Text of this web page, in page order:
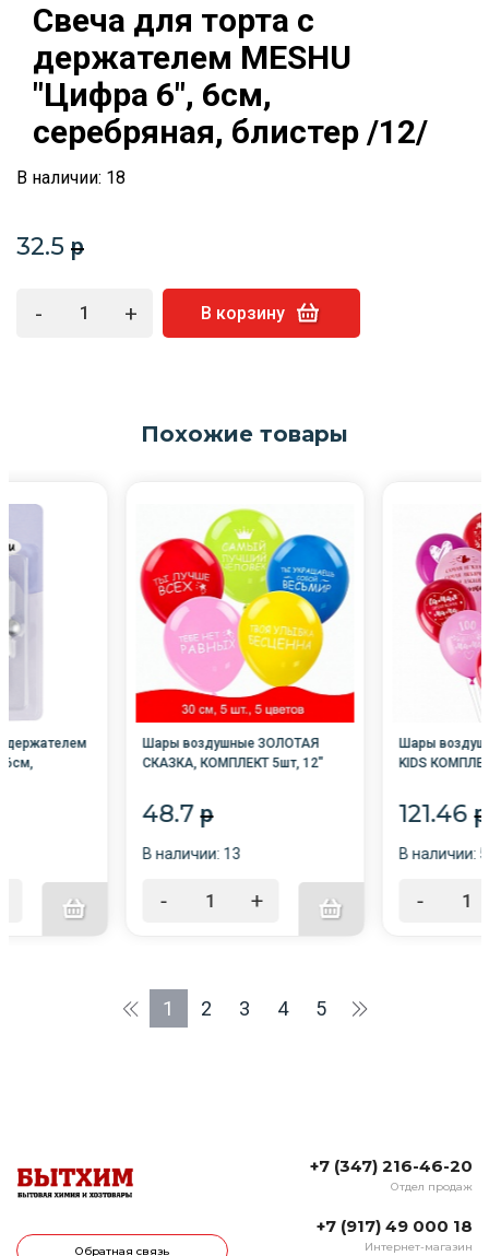
Свеча для торта с
держателем MESHU
"Цифра 6", 6см,
серебряная, блистер /12/
В наличии: 18
32.5 p
- + В корзину
Похожие товары
держателем
6см,
Шары воздушные ЗОЛОТАЯ
СКАЗКА, КОМПЛЕКТ 5шт, 12"
"Комплименты", пакет
48.7 p
В наличии: 13
- +
Шары
KIDS
/4/
121.46 p
В наличии: 5
-
1 2 3 4 5
Обратная связь
+7 (347) 216-46-20
Отдел продаж
+7 (917) 49 000 18
Интернет-магазин